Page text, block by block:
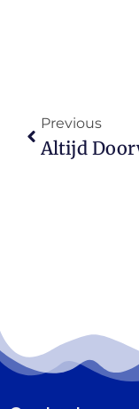
Previous